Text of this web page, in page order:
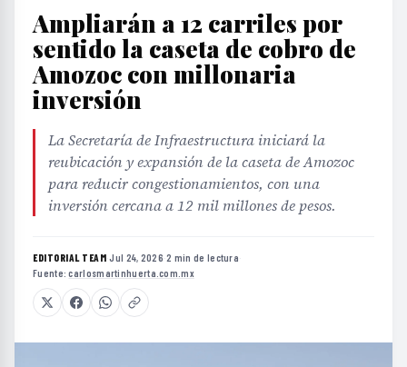
Ampliarán a 12 carriles por
sentido la caseta de cobro de
Amozoc con millonaria
inversión
La Secretaría de Infraestructura iniciará la
reubicación y expansión de la caseta de Amozoc
para reducir congestionamientos, con una
inversión cercana a 12 mil millones de pesos.
EDITORIAL TEAM·Jul 24, 2026·2 min de lectura·
Fuente:carlosmartinhuerta.com.mx